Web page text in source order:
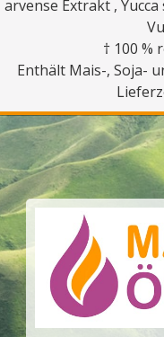
arvense Extrakt ,
† 100 %
Enthält Mais-, Soja-